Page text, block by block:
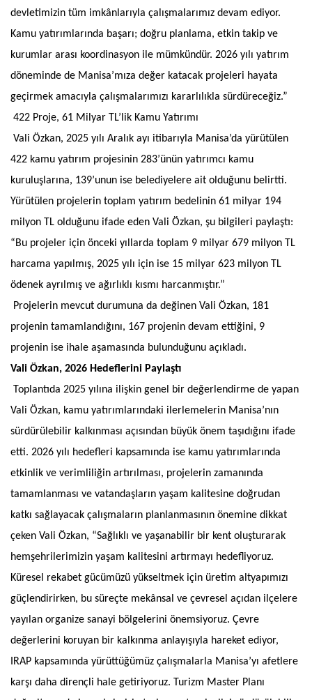
devletimizin tüm imkânlarıyla çalışmalarımız devam ediyor.
Kamu yatırımlarında başarı; doğru planlama, etkin takip ve
kurumlar arası koordinasyon ile mümkündür. 2026 yılı yatırım
döneminde de Manisa’mıza değer katacak projeleri hayata
geçirmek amacıyla çalışmalarımızı kararlılıkla sürdüreceğiz.”
422 Proje, 61 Milyar TL’lik Kamu Yatırımı
Vali Özkan, 2025 yılı Aralık ayı itibarıyla Manisa’da yürütülen
422 kamu yatırım projesinin 283’ünün yatırımcı kamu
kuruluşlarına, 139’unun ise belediyelere ait olduğunu belirtti.
Yürütülen projelerin toplam yatırım bedelinin 61 milyar 194
milyon TL olduğunu ifade eden Vali Özkan, şu bilgileri paylaştı:
“Bu projeler için önceki yıllarda toplam 9 milyar 679 milyon TL
harcama yapılmış, 2025 yılı için ise 15 milyar 623 milyon TL
ödenek ayrılmış ve ağırlıklı kısmı harcanmıştır.”
Projelerin mevcut durumuna da değinen Vali Özkan, 181
projenin tamamlandığını, 167 projenin devam ettiğini, 9
projenin ise ihale aşamasında bulunduğunu açıkladı.
Vali Özkan, 2026 Hedeflerini Paylaştı
Toplantıda 2025 yılına ilişkin genel bir değerlendirme de yapan
Vali Özkan, kamu yatırımlarındaki ilerlemelerin Manisa’nın
sürdürülebilir kalkınması açısından büyük önem taşıdığını ifade
etti. 2026 yılı hedefleri kapsamında ise kamu yatırımlarında
etkinlik ve verimliliğin artırılması, projelerin zamanında
tamamlanması ve vatandaşların yaşam kalitesine doğrudan
katkı sağlayacak çalışmaların planlanmasının önemine dikkat
çeken Vali Özkan, “Sağlıklı ve yaşanabilir bir kent oluşturarak
hemşehrilerimizin yaşam kalitesini artırmayı hedefliyoruz.
Küresel rekabet gücümüzü yükseltmek için üretim altyapımızı
güçlendirirken, bu süreçte mekânsal ve çevresel açıdan ilçelere
yayılan organize sanayi bölgelerini önemsiyoruz. Çevre
değerlerini koruyan bir kalkınma anlayışıyla hareket ediyor,
IRAP kapsamında yürüttüğümüz çalışmalarla Manisa’yı afetlere
karşı daha dirençli hale getiriyoruz. Turizm Master Planı